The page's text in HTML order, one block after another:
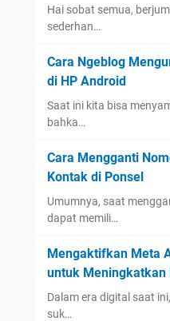
Hai sobat semua,
sederhan…
Cara Ngeblog
di HP Android
Saat ini kita bisa
bahka…
Cara Mengganti
Kontak di Ponsel
Umumnya, saat
dapat memili…
Mengaktifkan Meta
untuk Meningkatkan
Dalam era digital saat
suk…